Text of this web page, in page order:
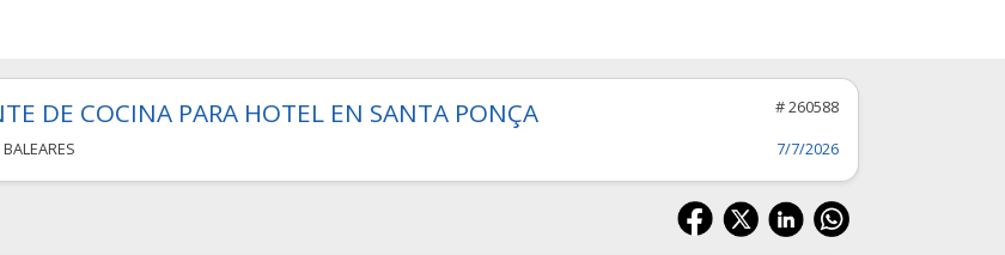
DE COCINA PARA HOTEL EN SANTA PONÇA
# 260588
BALEARES 7/7/2026